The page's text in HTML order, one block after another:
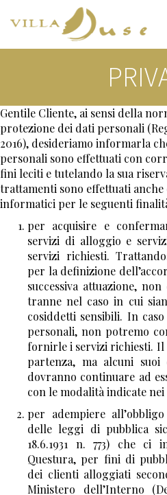
Gentile Cliente, ai sensi della
protezione dei dati personali
2016), desideriamo informarla
personali sono effettuati con
fini leciti e tutelando la sua
trattamenti sono effettuati anche
informatici per le seguenti
per acquisire e
servizi di alloggio e
servizi richiesti.
per la definizione
successiva attuazione,
tranne nel caso in cui
cosiddetti sensibili. In
personali, non potremo
fornirle i servizi richiesti. Il
partenza, ma alcuni
dovranno continuare ad
con le modalità indicate nei
per adempiere
delle leggi di pubblica
18.6.1931 n. 773) che ci
Questura, per fini di
dei clienti alloggiati
Ministero dell’Interno
Privacy Policy
La informiamo, ai sensi
675/96 recante disposizioni
personali, che inviando il
forniti potranno essere
anche attraverso terzi, oltre
agli obblighi previsti dalla
o dalla normativa
dare integrale esecuzione a
contrattuali, anche per le
rispetto all'oggetto del
a. elaborare studi e
b. inviare materiale
compiere attività dirette di
collocamento; d. inviare
e. effettuare comunicazioni
I suddetti trattamenti
usando supporti cartacei o
anche ad opera di terzi per
Suoi dati personali risulti
funzionale allo svolgimento
Società; in ogni caso il
modalità idonee a
riservatezza. Il Titolare del
personali è Hotel Villa Duse
- 00197 Roma, C.F. - P.IVA
In relazione al trattamento